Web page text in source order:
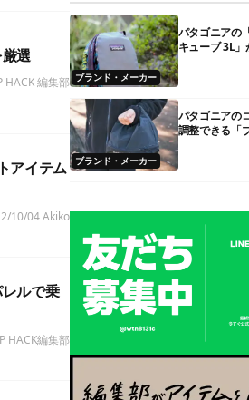
選
HACK 編集部
アイテム
10/04 Akiko
ルで乗
HACK編集部
ブランド・メーカー
パタゴニアの
キューブ 3L
毎日手放せな
ブランド・メーカー
パタゴニアの
調整できる「
バッグが旅